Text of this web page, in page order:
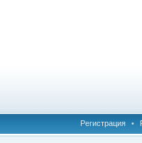
Регистрация •